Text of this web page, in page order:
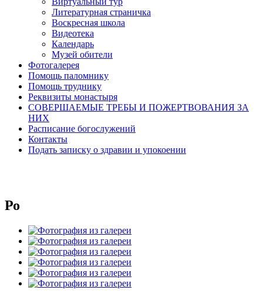
Литературная страничка
Воскресная школа
Видеотека
Календарь
Музей обители
Фотогалерея
Помощь паломнику
Помощь труднику
Реквизиты монастыря
СОВЕРШАЕМЫЕ ТРЕБЫ И ПОЖЕРТВОВАНИЯ ЗА
НИХ
Расписание богослужений
Контакты
Подать записку о здравии и упокоении
Ро